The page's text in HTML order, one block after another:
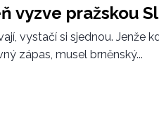
vyzve pražskou
vystačí si sjednou. Jenže
zápas, musel brněnský...